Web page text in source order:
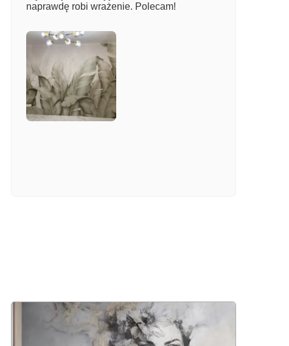
naprawdę robi wrażenie. Polecam!